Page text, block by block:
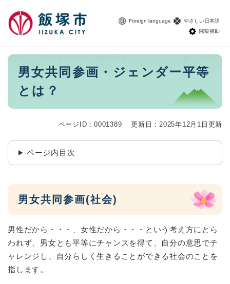
Foreign language
やさしい日本語
閲覧補助
本
男女共同参画・ジェンダー平等
とは？
ページID：0001389 更新日：2025年12月1日更新
ページ内目次
男女共同参画(社会)
男性だから・・・、女性だから・・・という考え方にとら
われず、男女とも平等にチャンスを得て、自分の意思でチ
ャレンジし、自分らしく生きることができる社会のことを
指します。